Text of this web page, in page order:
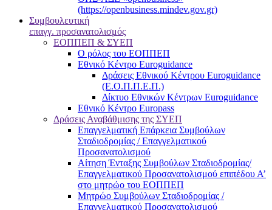
(https://openbusiness.mindev.gov.gr)
Συμβουλευτική
επαγγ. προσανατολισμός
ΕΟΠΠΕΠ & ΣΥΕΠ
Ο ρόλος του ΕΟΠΠΕΠ
Εθνικό Κέντρο Euroguidance
Δράσεις Εθνικού Κέντρου Euroguidance
(Ε.Ο.Π.Π.Ε.Π.)
Δίκτυο Εθνικών Κέντρων Euroguidance
Εθνικό Κέντρο Europass
Δράσεις Αναβάθμισης της ΣΥΕΠ
Επαγγελματική Επάρκεια Συμβούλων
Σταδιοδρομίας / Επαγγελματικού
Προσανατολισμού
Αίτηση Ένταξης Συμβούλων Σταδιοδρομίας/
Επαγγελματικού Προσανατολισμού επιπέδου Α’
στο μητρώο του ΕΟΠΠΕΠ
Μητρώο Συμβούλων Σταδιοδρομίας /
Επαγγελματικού Προσανατολισμού